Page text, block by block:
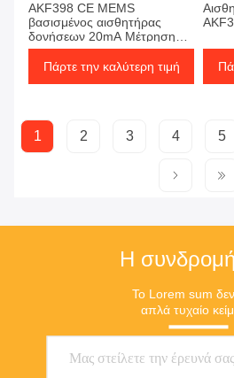
AKF398 CE MEMS
βασισμένος αισθητήρας
δονήσεων 20mA Μέτρηση
ρεύματος δονήσεων
Πάρτε την καλύτερη τιμή
1 2 3 4 5
Η
Το Lorem sum δεν
απλά τυχαίο